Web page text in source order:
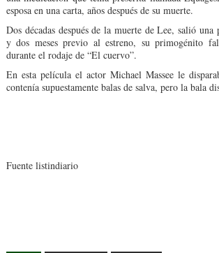
esposa en una carta, años después de su muerte.
Dos décadas después de la muerte de Lee, salió
y dos meses previo al estreno, su primogénito
durante el rodaje de “El cuervo”.
En esta película el actor Michael Massee le
contenía supuestamente balas de salva, pero la bala
Fuente listindiario